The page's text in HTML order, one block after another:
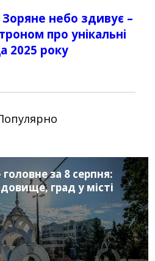
Зоряне небо здивує –
про унікальні
2025 року
за 8 серпня:
град у місті